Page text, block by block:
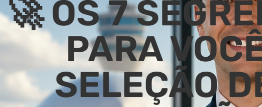
🚀 OS 7
PARA
SELEÇÃO